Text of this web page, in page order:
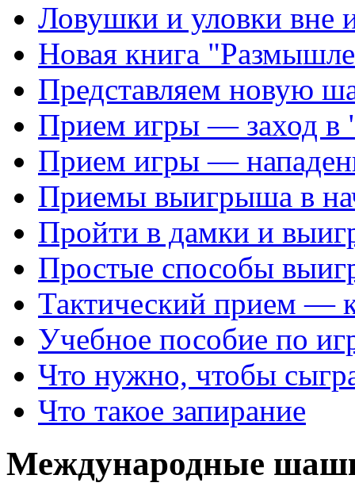
Ловушки и уловки вне
Новая книга
Представляем новую
Прием игры — заход в
Прием игры —
Приемы выигрыша в
Пройти в дамки и
Простые способы
Тактический прием —
Учебное пособие по
Что нужно, чтобы
Что такое запирание
Международные